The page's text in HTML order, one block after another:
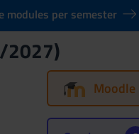
modules per semester
Moodle